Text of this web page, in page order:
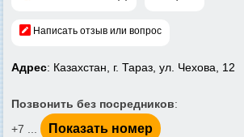
Написать отзыв или вопрос
Адрес: Казахстан, г. Тараз, ул. Чехова, 12
Позвонить без посредников:
+7 ...
Показать номер